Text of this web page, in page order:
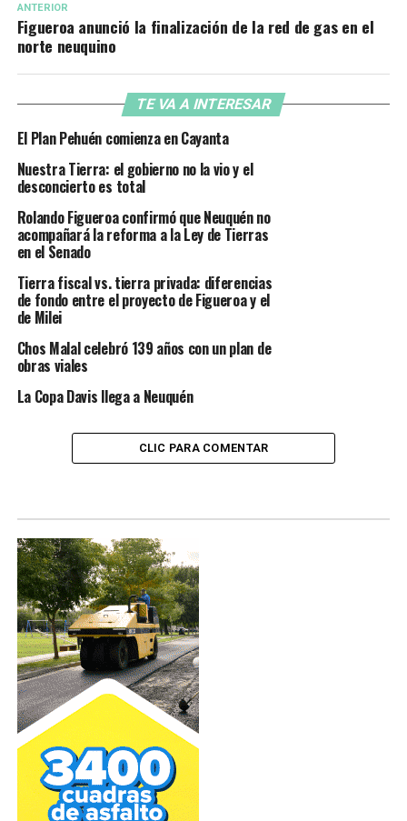
ANTERIOR
Figueroa anunció la finalización de la red de gas en el
norte neuquino
TE VA A INTERESAR
El Plan Pehuén comienza en Cayanta
Nuestra Tierra: el gobierno no la vio y el
desconcierto es total
Rolando Figueroa confirmó que Neuquén no
acompañará la reforma a la Ley de Tierras
en el Senado
Tierra fiscal vs. tierra privada: diferencias
de fondo entre el proyecto de Figueroa y el
de Milei
Chos Malal celebró 139 años con un plan de
obras viales
La Copa Davis llega a Neuquén
CLIC PARA COMENTAR